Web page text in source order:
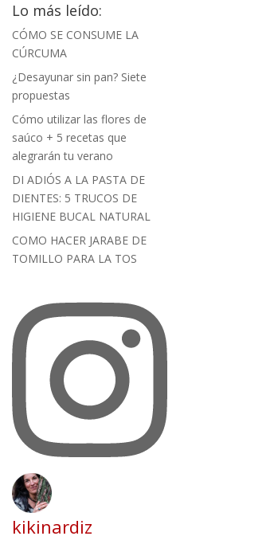
Lo más leído:
CÓMO SE CONSUME LA
CÚRCUMA
¿Desayunar sin pan? Siete
propuestas
Cómo utilizar las flores de
saúco + 5 recetas que
alegrarán tu verano
DI ADIÓS A LA PASTA DE
DIENTES: 5 TRUCOS DE
HIGIENE BUCAL NATURAL
COMO HACER JARABE DE
TOMILLO PARA LA TOS
kikinardiz